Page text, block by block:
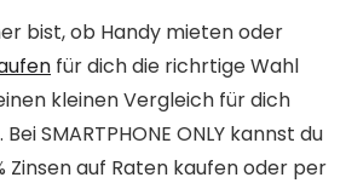
bist, ob Handy mieten oder
für dich die richrtige Wahl
kleinen Vergleich für dich
SMARTPHONE ONLY kannst du
Zinsen auf Raten kaufen oder per